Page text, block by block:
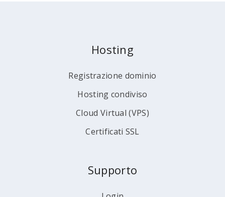
Hosting
Registrazione dominio
Hosting condiviso
Cloud Virtual (VPS)
Certificati SSL
Supporto